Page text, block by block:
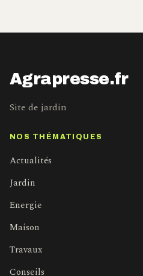
Agrapresse.fr
Site de jardin
NOS THÉMATIQUES
Actualités
Jardin
Energie
Maison
Travaux
Conseils